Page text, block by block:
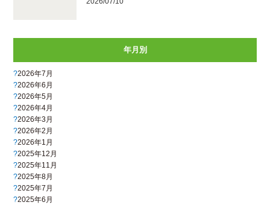
年月別
2026年7月
2026年6月
2026年5月
2026年4月
2026年3月
2026年2月
2026年1月
2025年12月
2025年11月
2025年8月
2025年7月
2025年6月